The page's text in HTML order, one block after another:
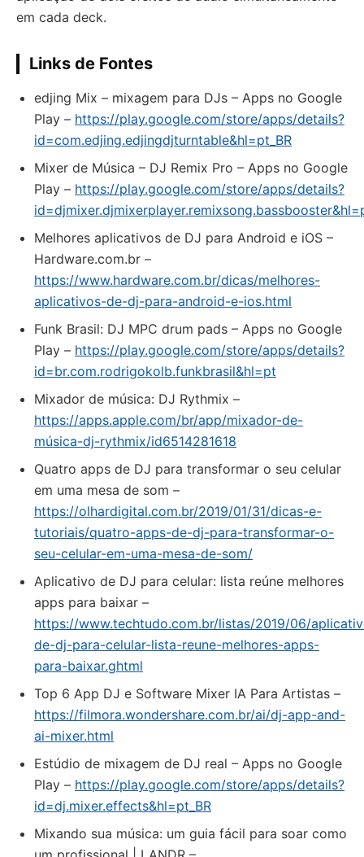
em cada deck.
Links de Fontes
edjing Mix – mixagem para DJs – Apps no Google
Play – https://play.google.com/store/apps/details?
id=com.edjing.edjingdjturntable&hl=pt_BR
Mixer de Música – DJ Remix Pro – Apps no Google
Play – https://play.google.com/store/apps/details?
Melhores aplicativos de DJ para Android e iOS –
Hardware.com.br –
https://www.hardware.com.br/dicas/melhores-
aplicativos-de-dj-para-android-e-ios.html
Funk Brasil: DJ MPC drum pads – Apps no Google
Play – https://play.google.com/store/apps/details?
id=br.com.rodrigokolb.funkbrasil&hl=pt
‎Mixador de música: DJ Rythmix –
https://apps.apple.com/br/app/mixador-de-
música-dj-rythmix/id6514281618
Quatro apps de DJ para transformar o seu celular
em uma mesa de som –
https://olhardigital.com.br/2019/01/31/dicas-e-
tutoriais/quatro-apps-de-dj-para-transformar-o-
seu-celular-em-uma-mesa-de-som/
Aplicativo de DJ para celular: lista reúne melhores
apps para baixar –
https://www.techtudo.com.br/listas/2019/06/
de-dj-para-celular-lista-reune-melhores-apps-
para-baixar.ghtml
Top 6 App DJ e Software Mixer IA Para Artistas –
https://filmora.wondershare.com.br/ai/dj-app-and-
ai-mixer.html
Estúdio de mixagem de DJ real – Apps no Google
Play – https://play.google.com/store/apps/details?
id=dj.mixer.effects&hl=pt_BR
Mixando sua música: um guia fácil para soar como